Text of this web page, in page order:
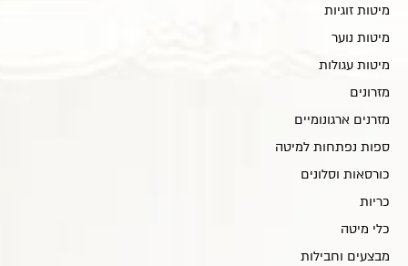
מיטות זוגיות
מיטות נוער
מיטות עגולות
מזרונים
מזרנים ארגונומיים
ספות נפתחות למיטה
כורסאות וסלונים
כריות
כלי מיטה
מבצעים וחבילות